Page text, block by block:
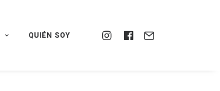
QUIÉN SOY